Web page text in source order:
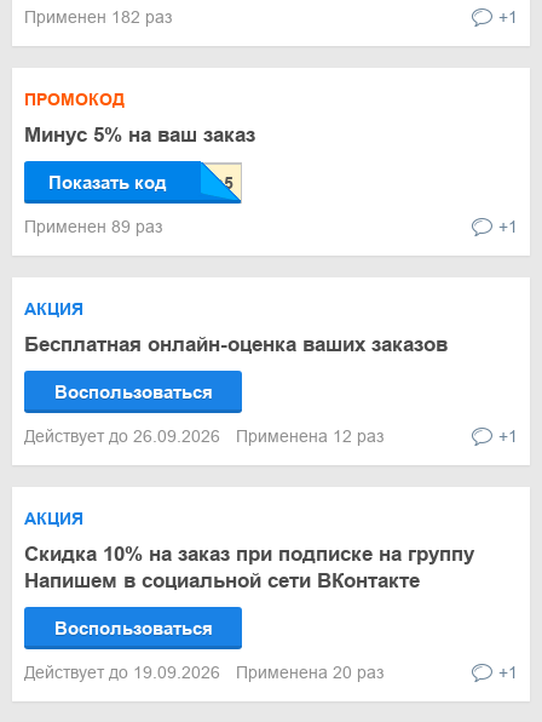
Применен 182 раз +1
ПРОМОКОД
Минус 5% на ваш заказ
Показать код
Применен 89 раз +1
АКЦИЯ
Бесплатная онлайн-оценка ваших заказов
Воспользоваться
Действует до 26.09.2026 Применена 12 раз +1
АКЦИЯ
Скидка 10% на заказ при подписке на группу
Напишем в социальной сети ВКонтакте
Воспользоваться
Действует до 19.09.2026 Применена 20 раз +1